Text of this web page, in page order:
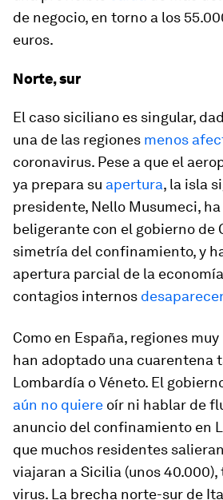
de negocio, en torno a los
euros.
Norte, sur
El caso siciliano es singular,
una de las regiones menos
coronavirus. Pese a que el
ya prepara su apertura, la isla
presidente, Nello Musumeci,
beligerante con el gobierno de
simetría del confinamiento, y
apertura parcial de la
contagios internos
Como en España, regiones
han adoptado una cuarentena
Lombardía o Véneto. El
aún no quiere oír ni hablar de
anuncio del confinamiento en
que muchos residentes
viajaran a Sicilia (unos
virus. La brecha norte-sur de